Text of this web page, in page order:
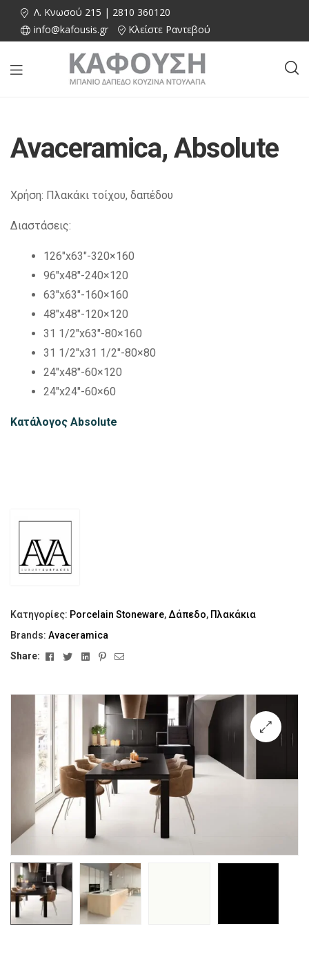
Λ. Κνωσού 215 | 2810 360120
info@kafousis.gr
Κλείστε Ραντεβού
Avaceramica, Absolute
Χρήση: Πλακάκι τοίχου, δαπέδου
Διαστάσεις:
126″x63″-320×160
96″x48″-240×120
63″x63″-160×160
48″x48″-120×120
31 1/2″x63″-80×160
31 1/2″x31 1/2″-80×80
24″x48″-60×120
24″x24″-60×60
Κατάλογος Absolute
Κατηγορίες: Porcelain Stoneware, Δάπεδο, Πλακάκια
Brands: Avaceramica
Share:
FacebookTwitterLinkedinPinterest
Email